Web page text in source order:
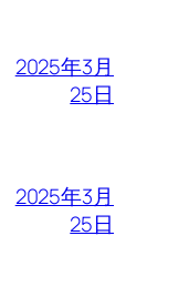
2025年3月
25日
2025年3月
25日